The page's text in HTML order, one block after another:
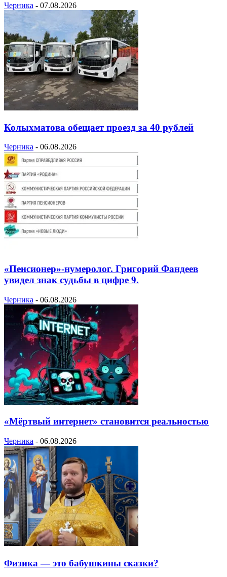
Черника - 07.08.2026
Колыхматова обещает проезд за 40 рублей
Черника - 06.08.2026
«Пенсионер»-нумеролог. Григорий Фандеев
увидел знак судьбы в цифре 9.
Черника - 06.08.2026
«Мёртвый интернет» становится реальностью
Черника - 06.08.2026
Физика — это бабушкины сказки?